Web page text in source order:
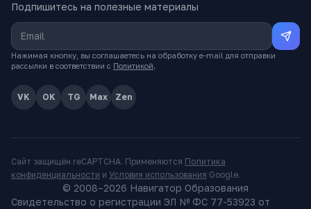
Подпишитесь на полезные материалы
Нажимая кнопку, вы соглашаетесь на обработку e-mail для отправки
рассылки в соответствии с Политикой.
VK OK TG Max Zen
Сайт защищён reCAPTCHA. Применяются Политика
конфиденциальности и Условия использования Google.
© 2008–2026 Навигатор Образования
Свидетельство о регистрации ЭЛ № ФС 77-53923 от